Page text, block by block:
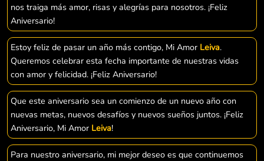
nos traiga más amor, risas y alegrías para nosotros. ¡Feliz
Aniversario!
Estoy feliz de pasar un año más contigo, Mi Amor Leiva.
Queremos celebrar esta fecha importante de nuestras vidas
con amor y felicidad. ¡Feliz Aniversario!
Que este aniversario sea un comienzo de un nuevo año con
nuevas metas, nuevos desafíos y nuevos sueños juntos. ¡Feliz
Aniversario, Mi Amor Leiva!
Para nuestro aniversario, mi mejor deseo es que continuemos